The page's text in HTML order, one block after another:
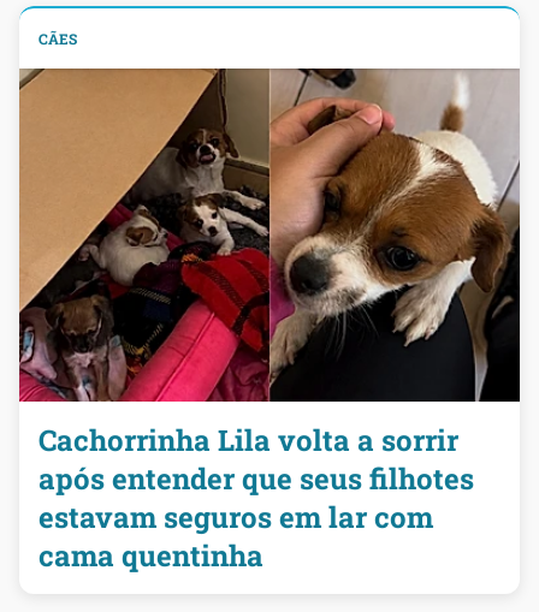
CÃES
Cachorrinha Lila volta a sorrir
após entender que seus filhotes
estavam seguros em lar com
cama quentinha